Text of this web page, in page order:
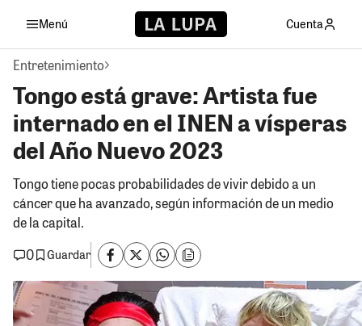
Menú Cuenta
Entretenimiento
Tongo está grave: Artista fue
internado en el INEN a vísperas
del Año Nuevo 2023
Tongo tiene pocas probabilidades de vivir debido a un
cáncer que ha avanzado, según información de un medio
de la capital.
0
Guardar